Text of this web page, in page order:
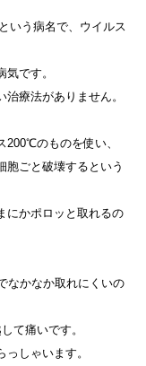
いう病名で、ウイルス
です。
療法がありません。
200℃のものを使い、
胞ごと破壊するという
にかポロッと取れるの
なかなか取れにくいの
て痛いです。
しゃいます。